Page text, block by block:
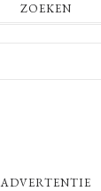
ZOEKEN
ADVERTENTIE